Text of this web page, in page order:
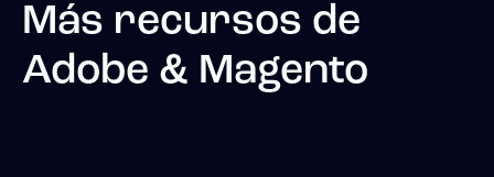
Más recursos de
Adobe & Magento